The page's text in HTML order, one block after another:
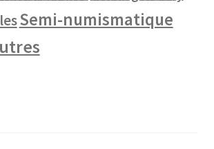
Semi-numismatique